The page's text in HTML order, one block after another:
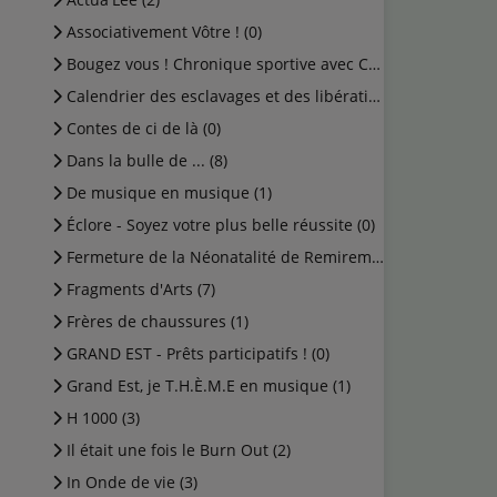
Associativement Vôtre ! (0)
Bougez vous ! Chronique sportive avec Cédric (0)
Calendrier des esclavages et des libérations (1)
Contes de ci de là (0)
Dans la bulle de ... (8)
De musique en musique (1)
Éclore - Soyez votre plus belle réussite (0)
Fermeture de la Néonatalité de Remiremont (0)
Fragments d'Arts (7)
Frères de chaussures (1)
GRAND EST - Prêts participatifs ! (0)
Grand Est, je T.H.È.M.E en musique (1)
H 1000 (3)
Il était une fois le Burn Out (2)
In Onde de vie (3)